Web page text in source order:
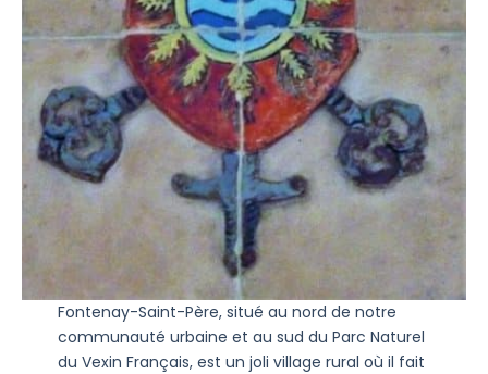
Fontenay-Saint-Père, situé au nord de notre
communauté urbaine et au sud du Parc Naturel
du Vexin Français, est un joli village rural où il fait